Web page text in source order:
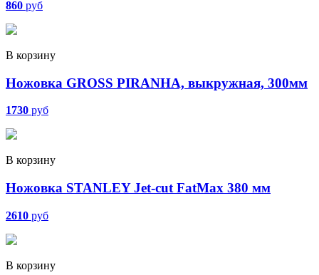
860 руб
В корзину
Ножовка GROSS PIRANHA, выкружная, 300мм
1730 руб
В корзину
Ножовка STANLEY Jet-cut FatMax 380 мм
2610 руб
В корзину